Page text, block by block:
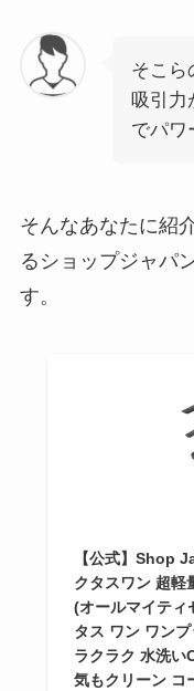
そこら
吸引力
でパワ
そんなあなたに紹
るショップジャパ
す。
【公式】Shop
クタスワン 超軽
(オールマイティ
タス ワン ワン
ラクラク 水洗い
気もクリーン コ